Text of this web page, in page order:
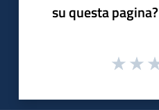
su questa pagina?